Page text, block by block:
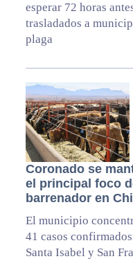
esperar 72 horas
trasladados a
plaga
Coronado se
el principal foco
barrenador en
El municipio
41 casos
Santa Isabel y San